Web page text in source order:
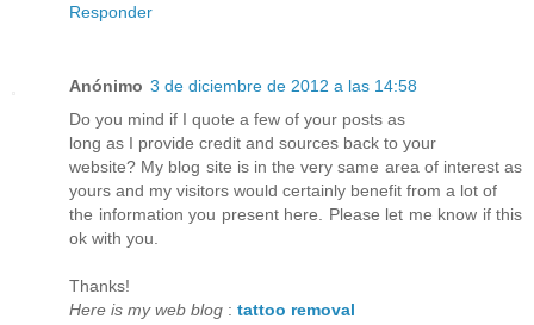
Responder
Anónimo 3 de diciembre de 2012 a las 14:58
Do you mind if I quote a few of your posts as
long as I provide credit and sources back to your
website? My blog site is in the very same area of interest as
yours and my visitors would certainly benefit from a lot of
the information you present here. Please let me know if this
ok with you.
Thanks!
Here is my web blog : tattoo removal